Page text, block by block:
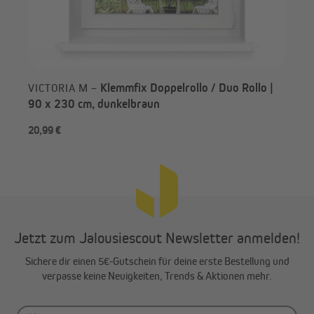
Verwendungsmöglichkeit,
Stellung der Stoffbahnen:
Sichtschutz oder Durchsicht
- lichtdurchlässige Stoffe und
transparente Stoffe abwechselnd
- lichtdurchlässig im
geschlossenen Zustand
Stoffbahnhöhe
Stoffbahn):
ca. 5 cm
VICTORIA M – Klemmfix Doppelrollo / Duo Rollo |
90 x 230 cm, dunkelbraun
20,99 €
Jetzt zum Jalousiescout Newsletter anmelden!
Sichere dir einen 5€-Gutschein für deine erste Bestellung und
verpasse keine Neuigkeiten, Trends & Aktionen mehr.